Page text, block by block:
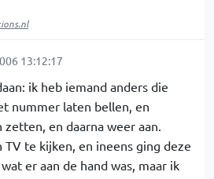
13:12:17
ik heb iemand anders die
nummer laten bellen, en
en daarna weer aan.
te kijken, en ineens ging deze
er aan de hand was, maar ik